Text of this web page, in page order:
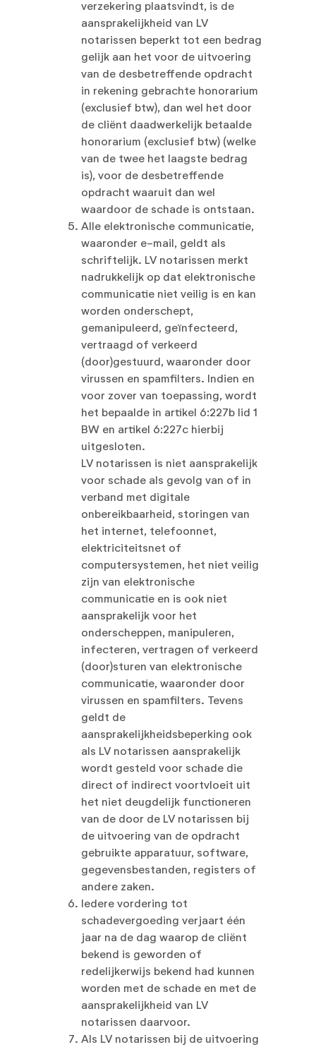
verzekering plaatsvindt, is de
aansprakelijkheid van LV
notarissen beperkt tot een bedrag
gelijk aan het voor de uitvoering
van de desbetreffende opdracht
in rekening gebrachte honorarium
(exclusief btw), dan wel het door
de cliënt daadwerkelijk betaalde
honorarium (exclusief btw) (welke
van de twee het laagste bedrag
is), voor de desbetreffende
opdracht waaruit dan wel
waardoor de schade is ontstaan.
Alle elektronische communicatie,
waaronder e-mail, geldt als
schriftelijk. LV notarissen merkt
nadrukkelijk op dat elektronische
communicatie niet veilig is en kan
worden onderschept,
gemanipuleerd, geïnfecteerd,
vertraagd of verkeerd
(door)gestuurd, waaronder door
virussen en spamfilters. Indien en
voor zover van toepassing, wordt
het bepaalde in artikel 6:227b lid 1
BW en artikel 6:227c hierbij
uitgesloten.
LV notarissen is niet aansprakelijk
voor schade als gevolg van of in
verband met digitale
onbereikbaarheid, storingen van
het internet, telefoonnet,
elektriciteitsnet of
computersystemen, het niet veilig
zijn van elektronische
communicatie en is ook niet
aansprakelijk voor het
onderscheppen, manipuleren,
infecteren, vertragen of verkeerd
(door)sturen van elektronische
communicatie, waaronder door
virussen en spamfilters. Tevens
geldt de
aansprakelijkheidsbeperking ook
als LV notarissen aansprakelijk
wordt gesteld voor schade die
direct of indirect voortvloeit uit
het niet deugdelijk functioneren
van de door de LV notarissen bij
de uitvoering van de opdracht
gebruikte apparatuur, software,
gegevensbestanden, registers of
andere zaken.
Iedere vordering tot
schadevergoeding verjaart één
jaar na de dag waarop de cliënt
bekend is geworden of
redelijkerwijs bekend had kunnen
worden met de schade en met de
aansprakelijkheid van LV
notarissen daarvoor.
Als LV notarissen bij de uitvoering